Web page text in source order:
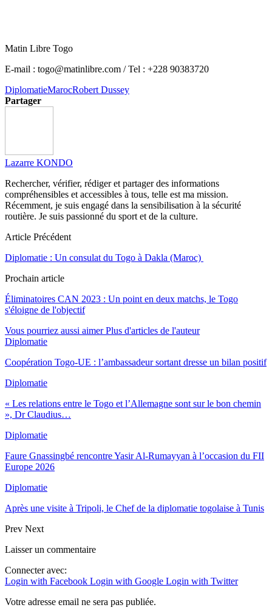
Matin Libre Togo
E-mail : togo@matinlibre.com / Tel : +228 90383720
DiplomatieMarocRobert Dussey
Partager
Lazarre KONDO
Rechercher, vérifier, rédiger et partager des informations
compréhensibles et accessibles à tous, telle est ma mission.
Récemment, je suis engagé dans la sensibilisation à la sécurité
routière. Je suis passionné du sport et de la culture.
Article Précédent
Diplomatie : Un consulat du Togo à Dakla (Maroc)
Prochain article
Éliminatoires CAN 2023 : Un point en deux matchs, le Togo
s'éloigne de l'objectif
Vous pourriez aussi aimer Plus d'articles de l'auteur
Diplomatie
Coopération Togo-UE : l’ambassadeur sortant dresse un bilan positif
Diplomatie
« Les relations entre le Togo et l’Allemagne sont sur le bon chemin
», Dr Claudius…
Diplomatie
Faure Gnassingbé rencontre Yasir Al-Rumayyan à l’occasion du FII
Europe 2026
Diplomatie
Après une visite à Tripoli, le Chef de la diplomatie togolaise à Tunis
Prev Next
Laisser un commentaire
Connecter avec:
Login with Facebook Login with Google Login with Twitter
Votre adresse email ne sera pas publiée.